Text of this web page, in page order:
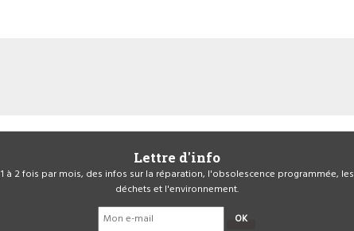
Lettre d'info
1 à 2 fois par mois, des infos sur la réparation, l'obsolescence programmée, les
déchets et l'environnement.
OK